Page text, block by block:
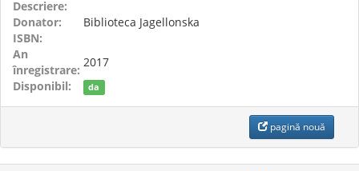
Descriere:
Donator:
Biblioteca Jagellonska
ISBN:
An
înregistrare:
2017
Disponibil:
da
pagină nouă